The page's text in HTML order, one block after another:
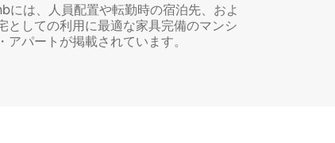
には、人員配置や転勤時の宿泊先、およ
としての利用に最適な家具完備のマンシ
アパートが掲載されています。